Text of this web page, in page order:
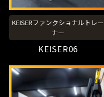
KEISERファンクショナルトレー
ナー
KEISER06